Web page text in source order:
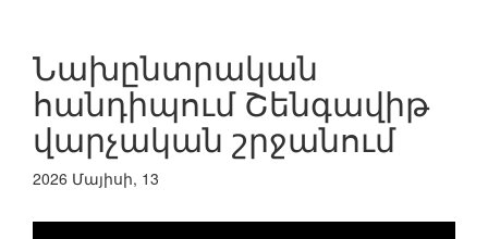
Նախընտրական
հանդիպում Շենգավիթ
վարչական շրջանում
2026 Մայիսի, 13